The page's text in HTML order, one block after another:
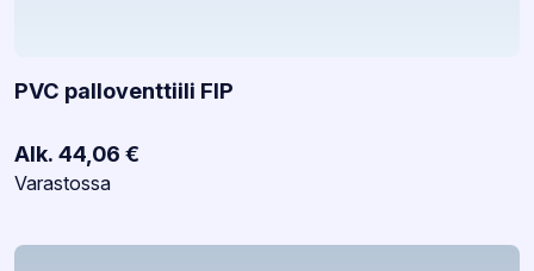
PVC palloventtiili FIP
Alk. 44,06 €
Varastotilanne:
Varastossa